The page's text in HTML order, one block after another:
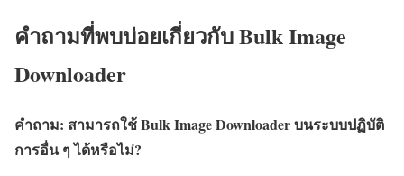
คำถามที่พบบ่อยเกี่ยวกับ Bulk Image
Downloader
คำถาม: สามารถใช้ Bulk Image Downloader บนระบบปฏิบัติ
การอื่น ๆ ได้หรือไม่?